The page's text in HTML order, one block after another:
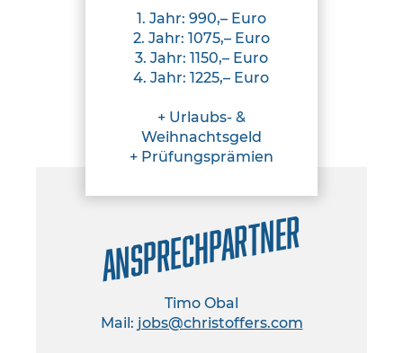
1. Jahr: 990,– Euro
2. Jahr: 1075,– Euro
3. Jahr: 1150,– Euro
4. Jahr: 1225,– Euro
+ Urlaubs- &
Weihnachtsgeld
+ Prüfungsprämien
Ansprechpartner
Timo Obal
Mail: jobs@christoffers.com